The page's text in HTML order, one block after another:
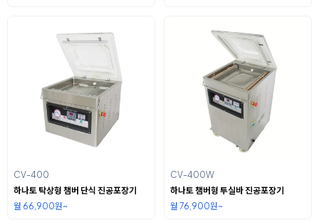
CV-400
하나토 탁상형 챔버 단식 진공포장기
월 66,900원~
CV-400W
하나토 챔버형 투실바 진공포장기
월 76,900원~